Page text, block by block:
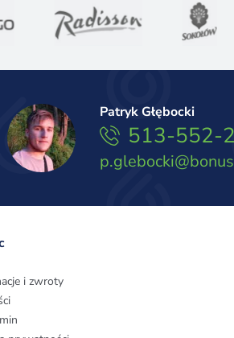
Patryk Głębocki
513-552-
i zwroty